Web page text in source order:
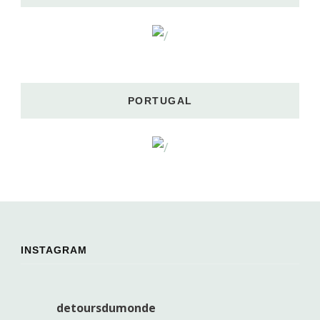
PORTUGAL
INSTAGRAM
detoursdumonde